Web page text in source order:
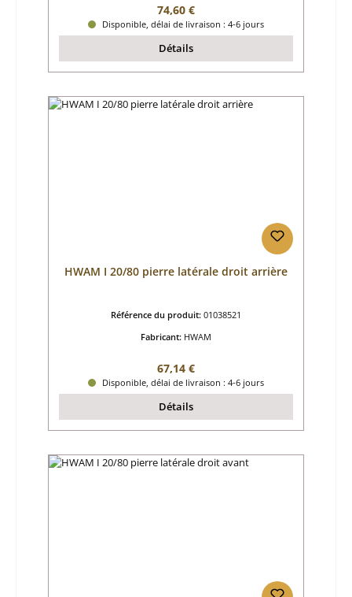
Prix régulier :
74,60 €
Disponible, délai de livraison : 4-6 jours
Détails
HWAM I 20/80 pierre latérale droit arrière
Référence du produit: 01038521
Fabricant: HWAM
Prix régulier :
67,14 €
Disponible, délai de livraison : 4-6 jours
Détails